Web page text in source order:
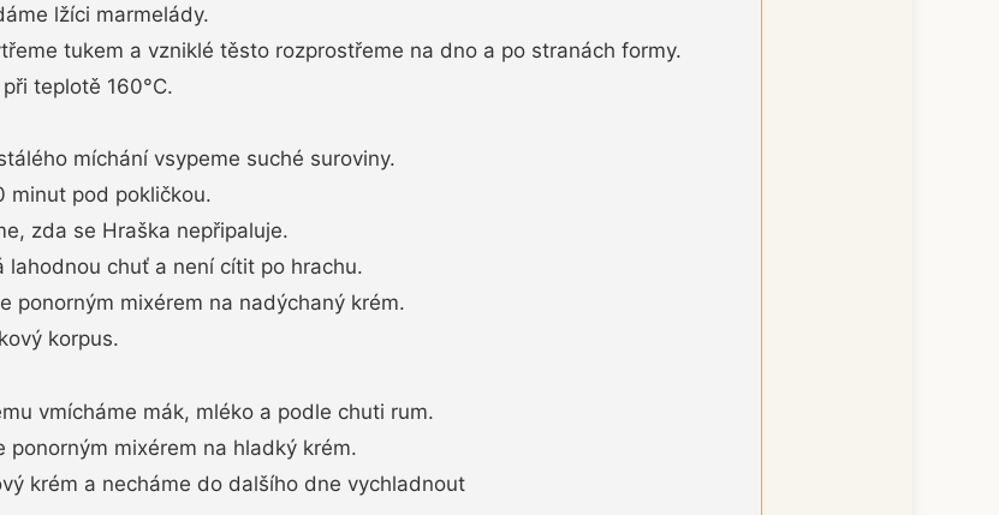
lžíci marmelády.
tukem a vzniklé těsto rozprostřeme na dno a po stranách formy.
teplotě 160°C.
míchání vsypeme suché suroviny.
minut pod pokličkou.
zda se Hraška nepřipaluje.
chuť a není cítit po hrachu.
ponorným mixérem na nadýchaný krém.
korpus.
vmícháme mák, mléko a podle chuti rum.
mixérem na hladký krém.
krém a necháme do dalšího dne vychladnout